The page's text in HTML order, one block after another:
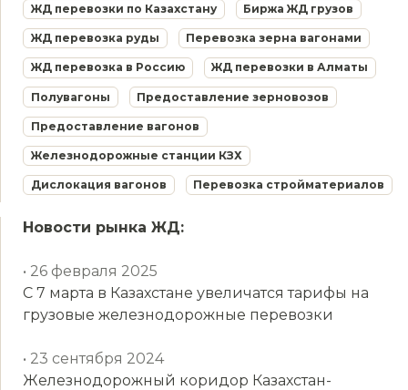
ЖД перевозки по Казахстану Биржа ЖД грузов
ЖД перевозка руды Перевозка зерна вагонами
ЖД перевозка в Россию ЖД перевозки в Алматы
Полувагоны Предоставление зерновозов
Предоставление вагонов
Железнодорожные станции КЗХ
Дислокация вагонов Перевозка стройматериалов
Новости рынка ЖД:
• 26 февраля 2025
С 7 марта в Казахстане увеличатся тарифы на
грузовые железнодорожные перевозки
• 23 сентября 2024
Железнодорожный коридор Казахстан-